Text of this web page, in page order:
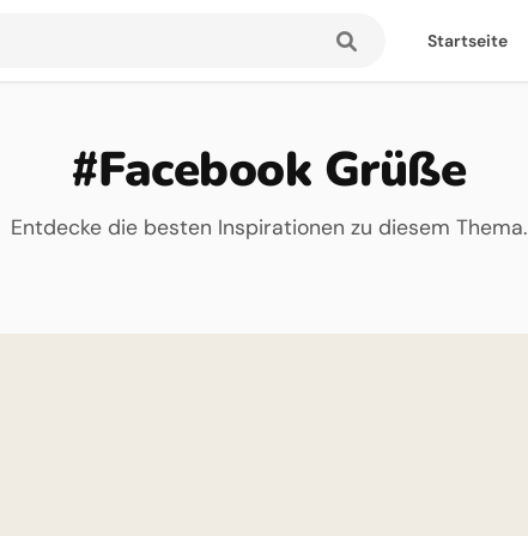
Startseite
#Facebook Grüße
Entdecke die besten Inspirationen zu diesem Thema.